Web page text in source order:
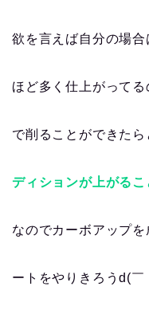
欲を言えば自分の場
ほど多く仕上がって
で削ることができた
ディションが上がるこ
なのでカーボアップ
ートをやりきろうd(￣